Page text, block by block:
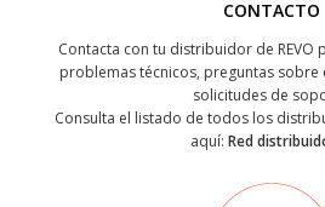
CONTACTO
Contacta con tu distribuidor de REVO
problemas técnicos, preguntas
solicitudes de
Consulta el listado de todos los
aquí: Red